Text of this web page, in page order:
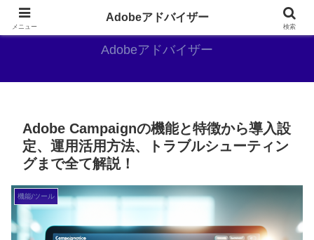
Adobe好きのAdobe推しブログ
Adobeアドバイザー
Adobe Campaignの機能と特徴から導入設
定、運用活用方法、トラブルシューティン
グまで全て解説！
機能/ツール
メニュー
Adobeアドバイザー
検索